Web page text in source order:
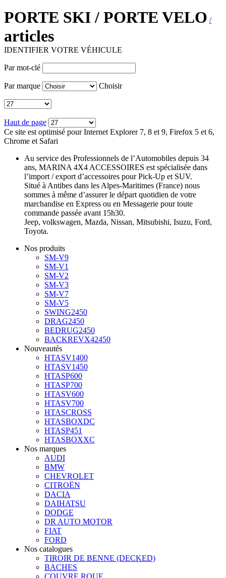
PORTE SKI / PORTE VELO /
articles
IDENTIFIER VOTRE VÉHICULE
Par mot-clé
Par marque Choisir
Haut de page
Ce site est optimisé pour Internet Explorer 7, 8 et 9, Firefox 5 et 6,
Chrome et Safari
Au service des Professionnels de l’Automobiles depuis 34
ans, MARINA 4X4 ACCESSOIRES est spécialisée dans
l’import / export d’accessoires pour Pick-Up et SUV.
Situé à Antibes dans les Alpes-Maritimes (France) nous
sommes à même d’assurer le départ quotidien de votre
marchandise en Express ou en Messagerie pour toute
commande passée avant 15h30.
Jeep, volkswagen, Mazda, Nissan, Mitsubishi, Isuzu, Ford,
Toyota.
Nos produits
SM-V9
SM-V1
SM-V2
SM-V3
SM-V7
SM-V5
SWING2450
DRAG2450
BEDRUG2450
BACKREVX42450
Nouveautés
HTASV1400
HTASV1450
HTASP600
HTASP700
HTASV600
HTASV700
HTASCROSS
HTASBOXDC
HTASP451
HTASBOXXC
Nos marques
AUDI
BMW
CHEVROLET
CITROËN
DACIA
DAIHATSU
DODGE
DR AUTO MOTOR
FIAT
FORD
Nos catalogues
TIROIR DE BENNE (DECKED)
BACHES